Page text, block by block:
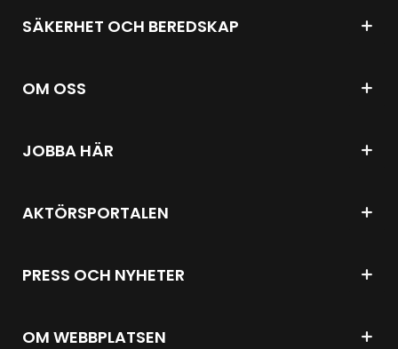
SÄKERHET OCH BEREDSKAP
OM OSS
JOBBA HÄR
AKTÖRSPORTALEN
PRESS OCH NYHETER
OM WEBBPLATSEN